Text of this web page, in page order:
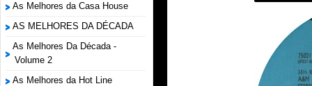
As Melhores da Casa House
AS MELHORES DA DÉCADA
As Melhores Da Década -
Volume 2
As Melhores da Hot Line